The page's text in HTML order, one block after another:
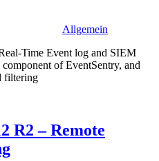
Allgemein
Time Event log and SIEM
of EventSentry, and
filtering
R2 – Remote